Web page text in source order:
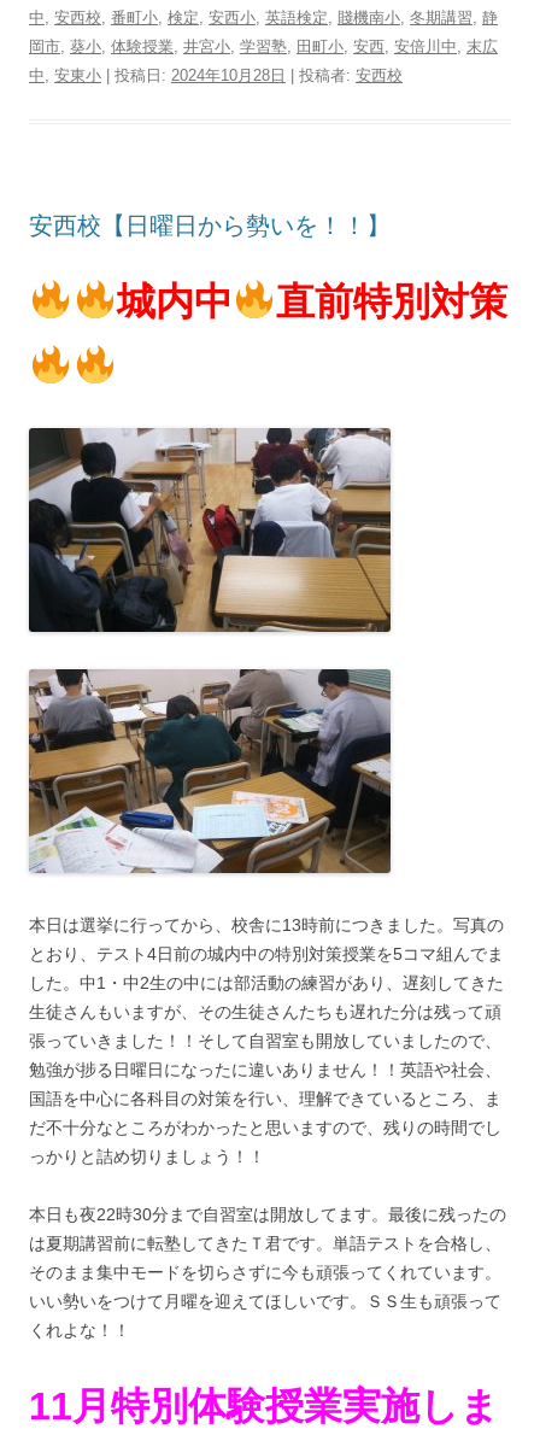
中, 安西校, 番町小, 検定, 安西小, 英語検定, 賤機南小, 冬期講習, 静
岡市, 葵小, 体験授業, 井宮小, 学習塾, 田町小, 安西, 安倍川中, 末広
中, 安東小 | 投稿日: 2024年10月28日 投稿者: 安西校
安西校【日曜日から勢いを！！】
城内中 直前特別対策
本日は選挙に行ってから、校舎に13時前につきました。写真の
とおり、テスト4日前の城内中の特別対策授業を5コマ組んでま
した。中1・中2生の中には部活動の練習があり、遅刻してきた
生徒さんもいますが、その生徒さんたちも遅れた分は残って頑
張っていきました！！そして自習室も開放していましたので、
勉強が捗る日曜日になったに違いありません！！英語や社会、
国語を中心に各科目の対策を行い、理解できているところ、ま
だ不十分なところがわかったと思いますので、残りの時間でし
っかりと詰め切りましょう！！
本日も夜22時30分まで自習室は開放してます。最後に残ったの
は夏期講習前に転塾してきたＴ君です。単語テストを合格し、
そのまま集中モードを切らさずに今も頑張ってくれています。
いい勢いをつけて月曜を迎えてほしいです。ＳＳ生も頑張って
くれよな！！
11月特別体験授業実施しま